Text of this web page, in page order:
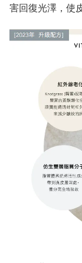
害回復光澤，使